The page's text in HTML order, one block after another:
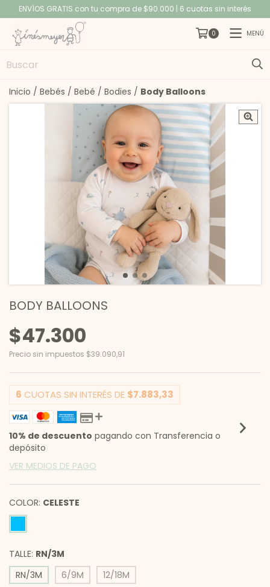
ENVÍOS GRATIS con tu compra de $90.000 | 6 cuotas sin interés
0 MENÚ
Inicio / Bebés / Bebé / Bodies / Body Balloons
BODY BALLOONS
$47.300
Precio sin impuestos $39.090,91
6 CUOTAS SIN INTERÉS DE $7.883,33
10% de descuento pagando con Transferencia o
depósito
VER MEDIOS DE PAGO
COLOR: CELESTE
TALLE: RN/3M
RN/3M
6/9M 12/18M